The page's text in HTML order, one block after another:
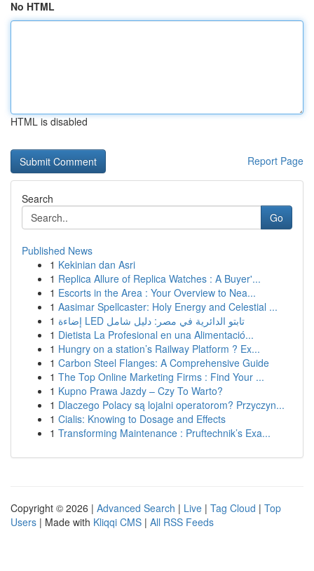
No HTML
HTML is disabled
Report Page
Search
Go
Published News
1 Kekinian dan Asri
1 Replica Allure of Replica Watches : A Buyer'...
1 Escorts in the Area : Your Overview to Nea...
1 Aasimar Spellcaster: Holy Energy and Celestial ...
1
إضاءة LED تابتو الدائرية في مصر: دليل شامل
1 Dietista La Profesional en una Alimentació...
1 Hungry on a station’s Railway Platform ? Ex...
1 Carbon Steel Flanges: A Comprehensive Guide
1 The Top Online Marketing Firms : Find Your ...
1 Kupno Prawa Jazdy – Czy To Warto?
1 Dlaczego Polacy są lojalni operatorom? Przyczyn...
1 Cialis: Knowing to Dosage and Effects
1 Transforming Maintenance : Pruftechnik’s Exa...
Copyright © 2026 | Advanced Search | Live | Tag Cloud | Top
Users | Made with Kliqqi CMS | All RSS Feeds